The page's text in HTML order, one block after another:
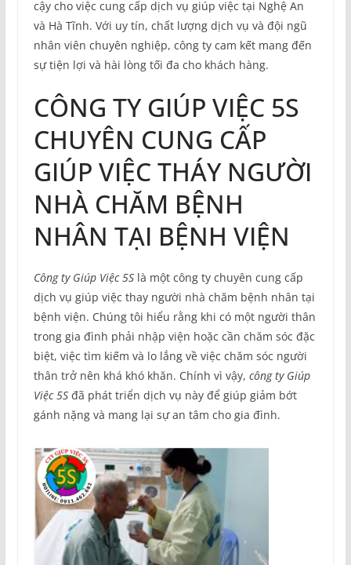
cậy cho việc cung cấp dịch vụ giúp việc tại Nghệ An
và Hà Tĩnh. Với uy tín, chất lượng dịch vụ và đội ngũ
nhân viên chuyên nghiệp, công ty cam kết mang đến
sự tiện lợi và hài lòng tối đa cho khách hàng.
CÔNG TY GIÚP VIỆC 5S
CHUYÊN CUNG CẤP
GIÚP VIỆC THÁY NGƯỜI
NHÀ CHĂM BỆNH
NHÂN TẠI BỆNH VIỆN
Công ty Giúp Việc 5Slà một công ty chuyên cung cấp
dịch vụ giúp việc thay người nhà chăm bệnh nhân tại
bệnh viện. Chúng tôi hiểu rằng khi có một người thân
trong gia đình phải nhập viện hoặc cần chăm sóc đặc
biệt, việc tìm kiếm và lo lắng về việc chăm sóc người
thân trở nên khá khó khăn. Chính vì vậy, công ty Giúp
Việc 5Sđã phát triển dịch vụ này để giúp giảm bớt
gánh nặng và mang lại sự an tâm cho gia đình.